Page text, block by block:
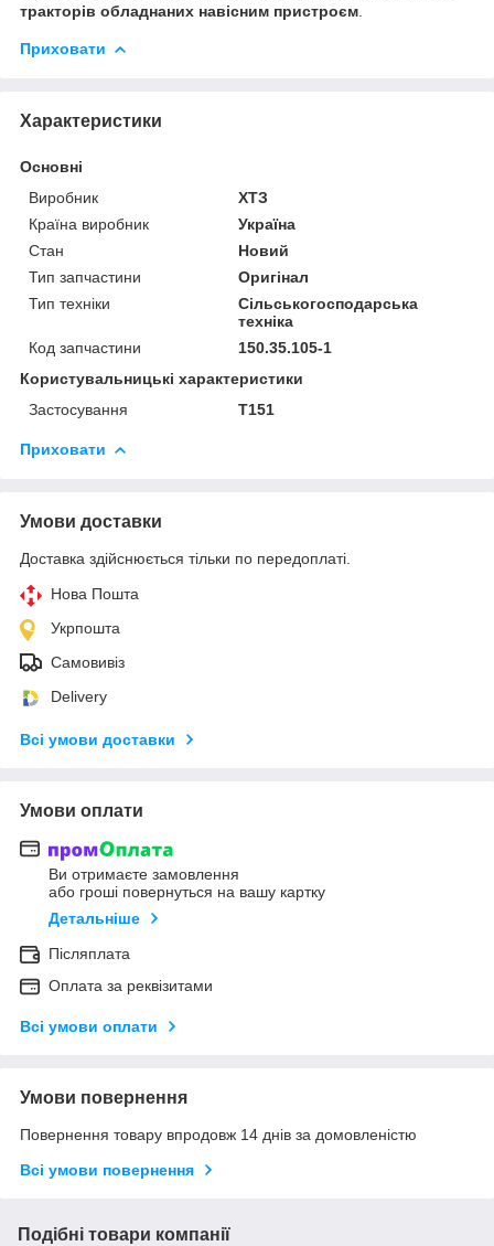
тракторів обладнаних навісним пристроєм
Приховати
Характеристики
Основні
Виробник
ХТЗ
Країна виробник
Україна
Стан
Новий
Тип запчастини
Оригінал
Тип техніки
Сільськогосподарська
техніка
Код запчастини
150.35.105-1
Користувальницькі характеристики
Застосування
Т151
Приховати
Умови доставки
Доставка здійснюється тільки по передоплаті.
Нова Пошта
Укрпошта
Самовивіз
Delivery
Всі умови доставки
Умови оплати
Ви отримаєте замовлення
або гроші повернуться на вашу картку
Детальніше
Післяплата
Оплата за реквізитами
Всі умови оплати
Умови повернення
Повернення товару впродовж 14 днів за домовленістю
Всі умови повернення
Подібні товари компанії